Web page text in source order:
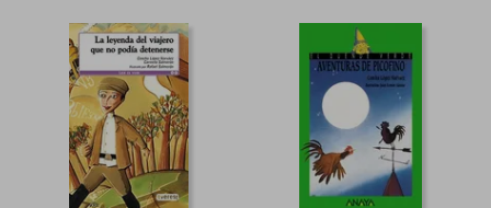
50%
dcto.
$ 93.034
$ 46.517 dcto.